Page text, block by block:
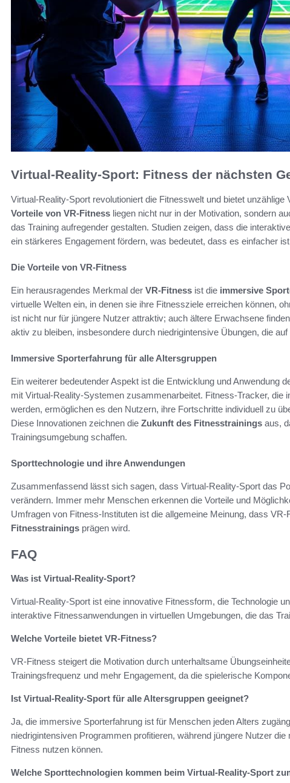
Virtual-Reality-Sport: Fitness der nächsten
Virtual-Reality-Sport revolutioniert die Fitnesswelt und bietet unzählige
Vorteile von VR-Fitness liegen nicht nur in der Motivation, sondern
das Training aufregender gestalten. Studien zeigen, dass die
ein stärkeres Engagement fördern, was bedeutet, dass es einfacher
Die Vorteile von VR-Fitness
Ein herausragendes Merkmal der VR-Fitness ist die immersive
virtuelle Welten ein, in denen sie ihre Fitnessziele erreichen können,
ist nicht nur für jüngere Nutzer attraktiv; auch ältere Erwachsene
aktiv zu bleiben, insbesondere durch niedrigintensive Übungen, die
Immersive Sporterfahrung für alle Altersgruppen
Ein weiterer bedeutender Aspekt ist die Entwicklung und Anwendung
mit Virtual-Reality-Systemen zusammenarbeitet. Fitness-Tracker, die
werden, ermöglichen es den Nutzern, ihre Fortschritte individuell zu
Diese Innovationen zeichnen die Zukunft des Fitnesstrainings aus,
Trainingsumgebung schaffen.
Sporttechnologie und ihre Anwendungen
Zusammenfassend lässt sich sagen, dass Virtual-Reality-Sport das
verändern. Immer mehr Menschen erkennen die Vorteile und
Umfragen von Fitness-Instituten ist die allgemeine Meinung, dass VR-
Fitnesstrainings prägen wird.
FAQ
Was ist Virtual-Reality-Sport?
Virtual-Reality-Sport ist eine innovative Fitnessform, die Technologie
interaktive Fitnessanwendungen in virtuellen Umgebungen, die das
Welche Vorteile bietet VR-Fitness?
VR-Fitness steigert die Motivation durch unterhaltsame
Trainingsfrequenz und mehr Engagement, da die spielerische
Ist Virtual-Reality-Sport für alle Altersgruppen geeignet?
Ja, die immersive Sporterfahrung ist für Menschen jeden Alters
niedrigintensiven Programmen profitieren, während jüngere Nutzer
Fitness nutzen können.
Welche Sporttechnologien kommen beim Virtual-Reality-Sport